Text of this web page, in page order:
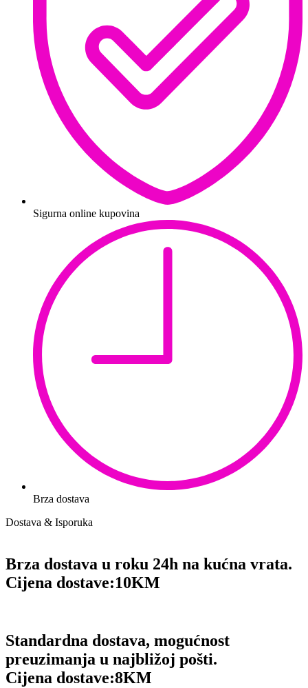
Sigurna online kupovina
Brza dostava
Dostava & Isporuka
Brza dostava u roku 24h na kućna vrata.
Cijena dostave:10KM
Standardna dostava, mogućnost
preuzimanja u najbližoj pošti.
Cijena dostave:8KM